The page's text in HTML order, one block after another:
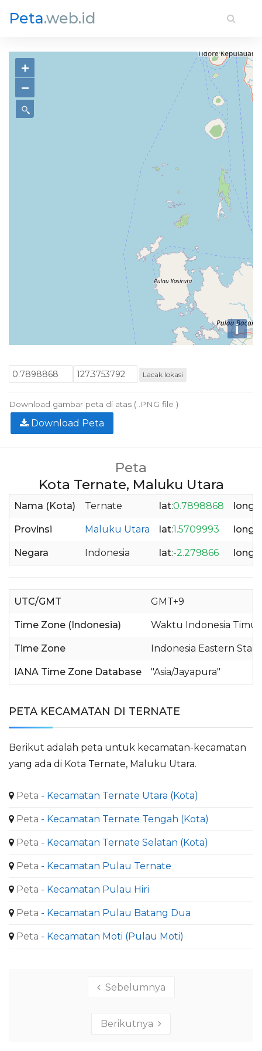
Peta.web.id
+
−
i
Lacak lokasi
Download gambar peta di atas ( .PNG file )
Download Peta
Peta
Kota Ternate, Maluku Utara
Nama (Kota) Ternate lat:0.7898868 long
Provinsi Maluku Utara lat:1.5709993 long
Negara Indonesia lat:-2.279866 long
UTC/GMT GMT+9
Time Zone (Indonesia) Waktu Indonesia
Time Zone Indonesia Eastern
IANA Time Zone Database "Asia/Jayapura"
PETA KECAMATAN DI TERNATE
Berikut adalah peta untuk kecamatan-kecamatan
yang ada di Kota Ternate, Maluku Utara.
Peta - Kecamatan Ternate Utara (Kota)
Peta - Kecamatan Ternate Tengah (Kota)
Peta - Kecamatan Ternate Selatan (Kota)
Peta - Kecamatan Pulau Ternate
Peta - Kecamatan Pulau Hiri
Peta - Kecamatan Pulau Batang Dua
Peta - Kecamatan Moti (Pulau Moti)
Sebelumnya
Berikutnya